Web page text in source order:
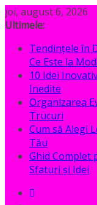
Sari
la
joi, august 6, 2026
Ultimele:
Tendințele în
Ce Este la
10 Idei
Inedite
Organizarea
Trucuri
Cum să Alegi
Tău
Ghid Complet
Sfaturi și Idei